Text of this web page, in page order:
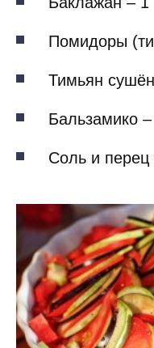
Помидоры
Тимьян
Бальзамико
Соль и перец